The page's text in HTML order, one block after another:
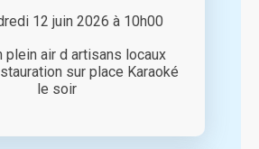
12 juin 2026 à 10h00
plein air d artisans locaux
sur place Karaoké
le soir